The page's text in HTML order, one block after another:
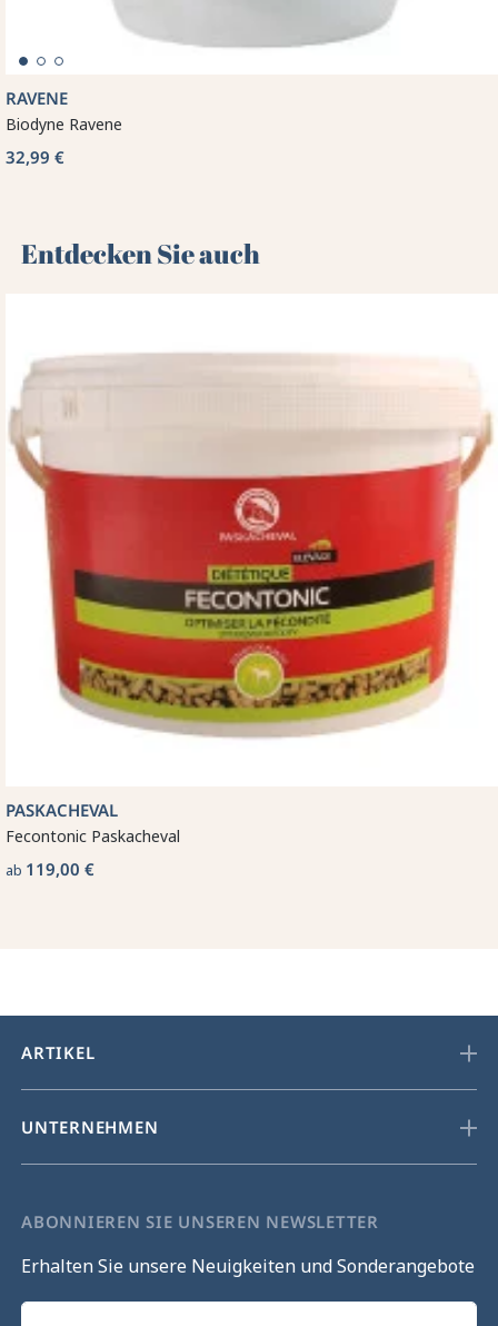
RAVENE
Biodyne Ravene
32,99 €
Entdecken Sie auch 🌻
PASKACHEVAL
Fecontonic Paskacheval
ab 119,00 €
ARTIKEL
UNTERNEHMEN
ABONNIEREN SIE UNSEREN NEWSLETTER
Erhalten Sie unsere Neuigkeiten und Sonderangebote